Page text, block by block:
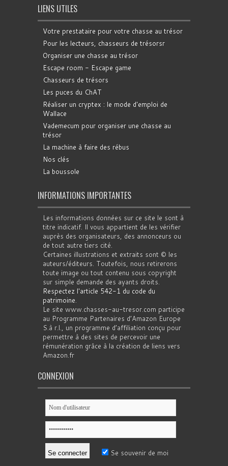
LIENS UTILES
Votre prestataire pour votre chasse au trésor
Pour les lecteurs, chasseurs de trésorsr
Organiser une chasse au trésor
Escape room - Escape game
Chasseurs de trésors
Les puces du ChAT
Réaliser un cryptex : le mode d'emploi de
Wallace
Vademecum pour organiser une chasse au
trésor
La machine à faire des rébus
Nos clés
La boussole
INFORMATIONS IMPORTANTES
Les informations données sur ce site le sont à
titre indicatif. Il vous appartient de les vérifier
auprès des organisateurs, des annonceurs ou
de tout autre tiers cité.
Certaines illustrations et extraits sont © les
auteurs/éditeurs. Toutefois, nous retirerons
toute image ou tout contenu sous copyright
sur simple demande des ayants droits.
Respectez l'article 542-1 du code du
patrimoine.
Le site www.chasses-au-tresor.com participe
au Programme Partenaires d’Amazon Europe
S.à r.l., un programme d’affiliation conçu pour
permettre à des sites de percevoir une
rémunération grâce à la création de liens vers
Amazon.fr
CONNEXION
Se souvenir de moi